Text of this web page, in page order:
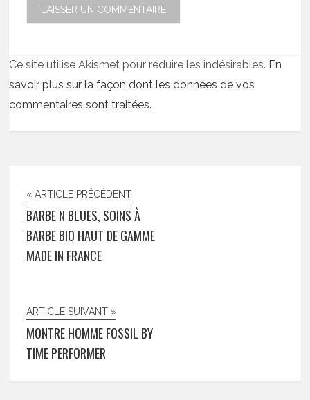
Ce site utilise Akismet pour réduire les indésirables. En
savoir plus sur la façon dont les données de vos
commentaires sont traitées.
« ARTICLE PRÉCÉDENT
BARBE N BLUES, SOINS À
BARBE BIO HAUT DE GAMME
MADE IN FRANCE
ARTICLE SUIVANT »
MONTRE HOMME FOSSIL BY
TIME PERFORMER